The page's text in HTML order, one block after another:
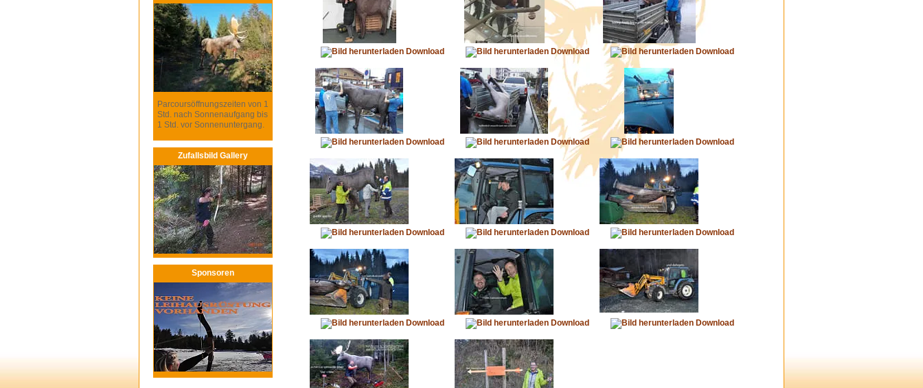
Parcoursöffnungszeiten von 1
Std. nach Sonnenaufgang bis
1 Std. vor Sonnenuntergang.
Zufallsbild Gallery
Sponsoren
Download Download Download
Download Download Download
Download Download Download
Download Download Download